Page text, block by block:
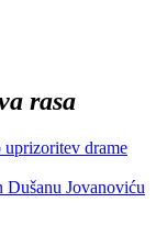
rasa
uprizoritev drame
Dušanu Jovanoviću